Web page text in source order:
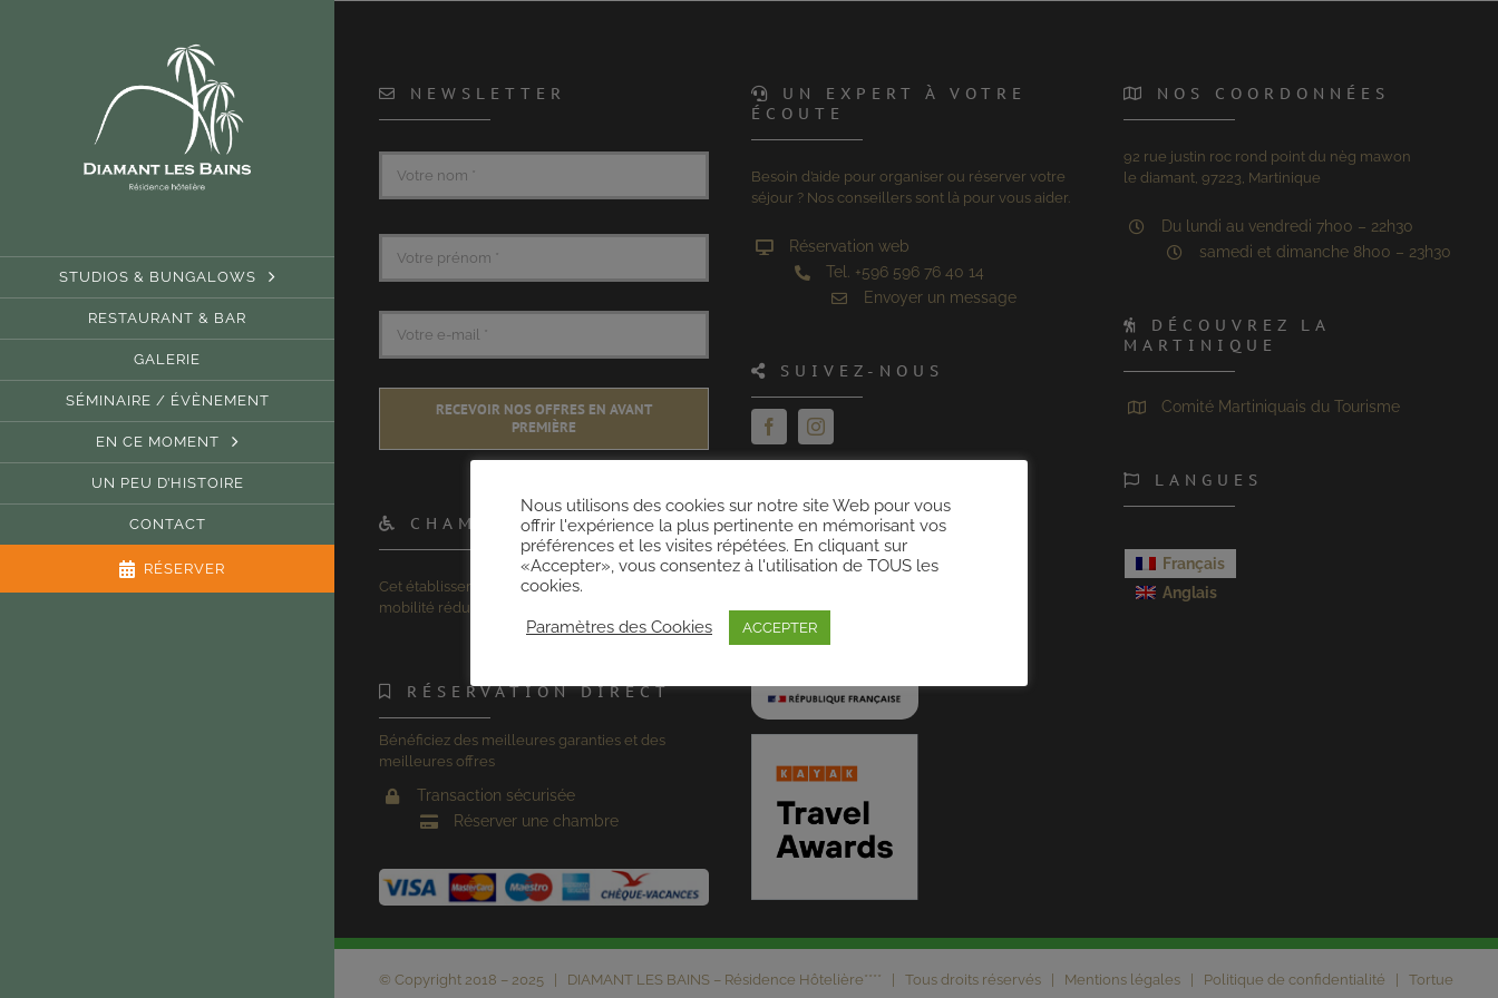
STUDIOS & BUNGALOWS
RESTAURANT & BAR
GALERIE
SÉMINAIRE / ÉVÈNEMENT
EN CE MOMENT
UN PEU D’HISTOIRE
CONTACT
RÉSERVER
NEWSLETTER
RECEVOIR NOS OFFRES EN AVANT
PREMIÈRE
CHAMBRE PMR
Cet établissement accueil les personnes à
mobilité réduite
RÉSERVATION DIRECT
Bénéficiez des meilleures garanties et des
meilleures offres
Transaction sécurisée
Réserver une chambre
UN EXPERT À VOTRE
ÉCOUTE
Besoin d’aide pour organiser ou réserver votre
séjour ? Nos conseillers sont là pour vous aider.
Réservation web
Tel. +596 596 76 40 14
Envoyer un message
SUIVEZ-NOUS
LABEL
NOS COORDONNÉES
92 rue justin roc rond point du nèg mawon
le diamant, 97223, Martinique
Du lundi au vendredi 7h00 – 22h30
samedi et dimanche 8h00 – 23h30
DÉCOUVREZ LA
MARTINIQUE
Comité Martiniquais du Tourisme
LANGUES
Français
Anglais
© Copyright 2018 – 2025 | DIAMANT LES BAINS – Résidence Hôtelière**** | Tous droits réservés | Mentions légales Politique de confidentialité Tortue
Nous utilisons des cookies sur notre site Web pour vous
offrir l'expérience la plus pertinente en mémorisant vos
préférences et les visites répétées. En cliquant sur
«Accepter», vous consentez à l'utilisation de TOUS les
cookies.
Paramètres des Cookies ACCEPTER